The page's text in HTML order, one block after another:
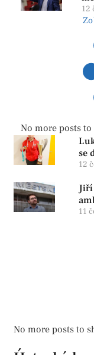
12
No more posts to
se
12
Jiří
11
No more posts to